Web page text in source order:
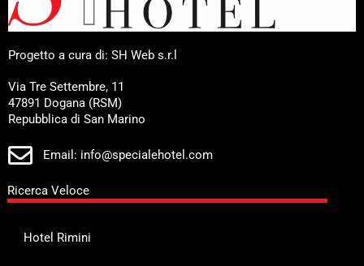
Progetto a cura di: SH Web s.r.l
Via Tre Settembre, 11
47891 Dogana (RSM)
Repubblica di San Marino
Email: info@specialehotel.com
Ricerca Veloce
Hotel Rimini